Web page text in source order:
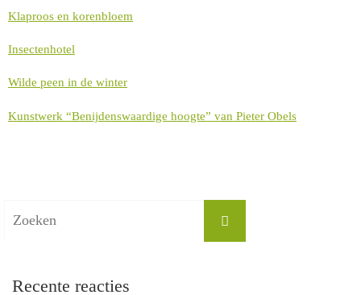
Klaproos en korenbloem
Insectenhotel
Wilde peen in de winter
Kunstwerk “Benijdenswaardige hoogte” van Pieter Obels
Zoeken
Recente reacties